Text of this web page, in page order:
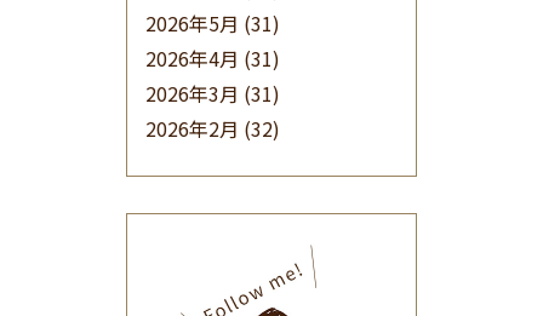
2026年5月 (31)
2026年4月 (31)
2026年3月 (31)
2026年2月 (32)
(32)
2025年9月(30)